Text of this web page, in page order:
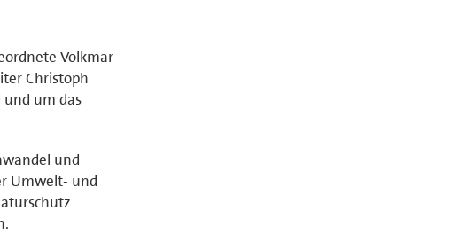
Volkmar
Christoph
und um das
und
Umwelt- und